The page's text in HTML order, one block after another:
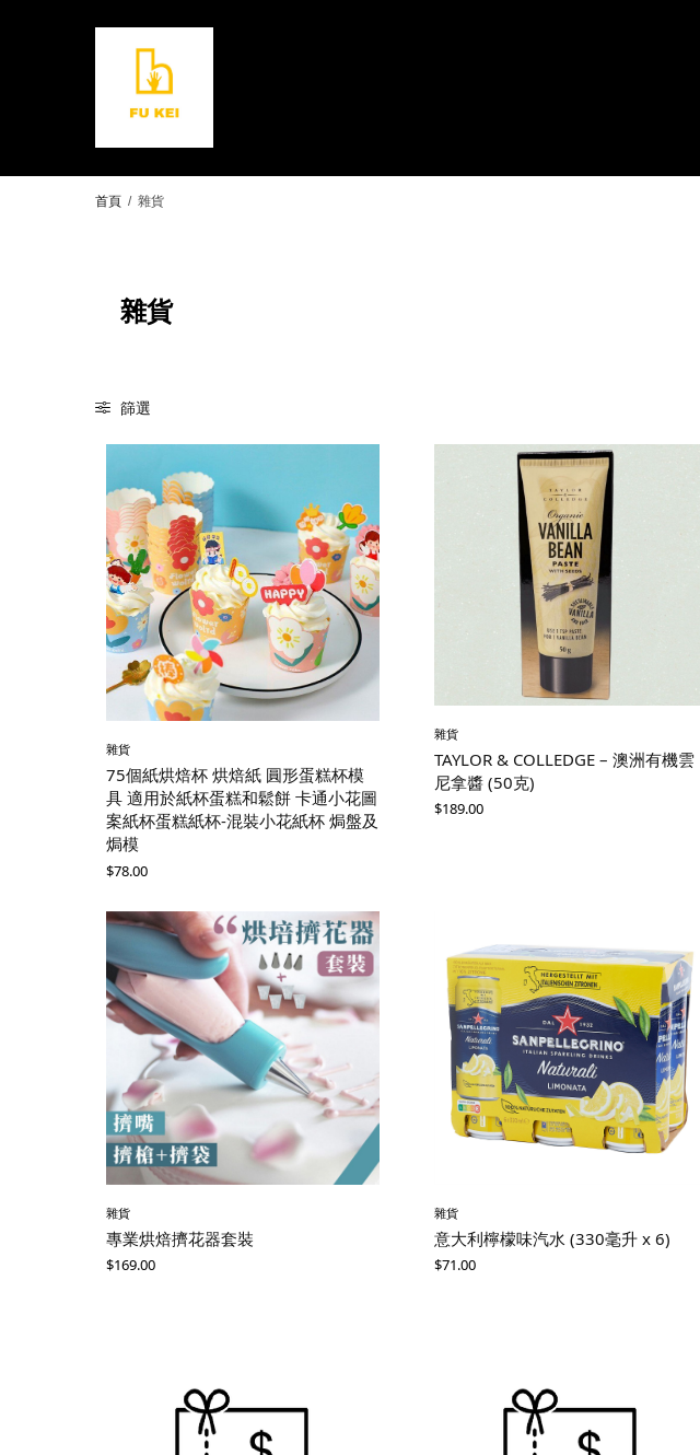
首頁 / 雜貨
雜貨
篩選
雜貨
75個紙烘焙杯 烘焙紙 圓形蛋糕杯模
具 適用於紙杯蛋糕和鬆餅 卡通小花圖
案紙杯蛋糕紙杯-混裝小花紙杯 焗盤及
焗模
$78.00
雜貨
TAYLOR & COLLEDGE – 澳洲有機雲
尼拿醬 (50克)
$189.00
雜貨
專業烘焙擠花器套裝
$169.00
雜貨
意大利檸檬味汽水 (330毫升 x 6)
$71.00